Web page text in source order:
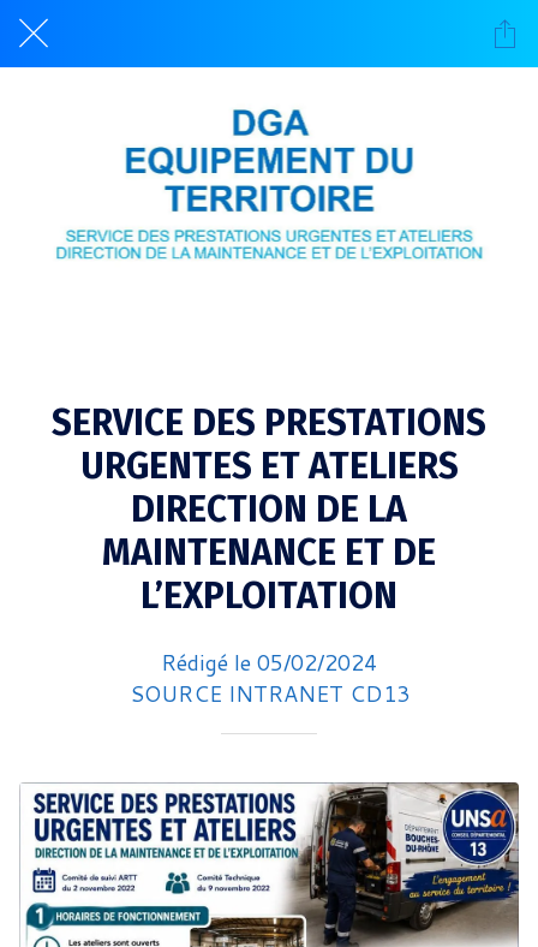
SERVICE DES PRESTATIONS
URGENTES ET ATELIERS
DIRECTION DE LA
MAINTENANCE ET DE
L’EXPLOITATION
Rédigé le 05/02/2024
SOURCE INTRANET CD13